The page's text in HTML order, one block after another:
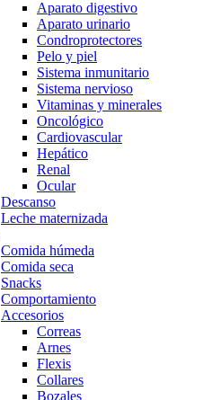
Aparato digestivo
Aparato urinario
Condroprotectores
Pelo y piel
Sistema inmunitario
Sistema nervioso
Vitaminas y minerales
Oncológico
Cardiovascular
Hepático
Renal
Ocular
Descanso
Leche maternizada
Comida húmeda
Comida seca
Snacks
Comportamiento
Accesorios
Correas
Arnes
Flexis
Collares
Bozales